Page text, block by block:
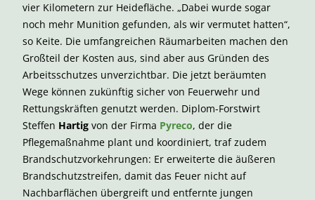
vier Kilometern zur Heidefläche. „Dabei wurde sogar
noch mehr Munition gefunden, als wir vermutet hatten“,
so Keite. Die umfangreichen Räumarbeiten machen den
Großteil der Kosten aus, sind aber aus Gründen des
Arbeitsschutzes unverzichtbar. Die jetzt beräumten
Wege können zukünftig sicher von Feuerwehr und
Rettungskräften genutzt werden. Diplom-Forstwirt
Steffen Hartig von der Firma Pyreco, der die
Pflegemaßnahme plant und koordiniert, traf zudem
Brandschutzvorkehrungen: Er erweiterte die äußeren
Brandschutzstreifen, damit das Feuer nicht auf
Nachbarflächen übergreift und entfernte jungen